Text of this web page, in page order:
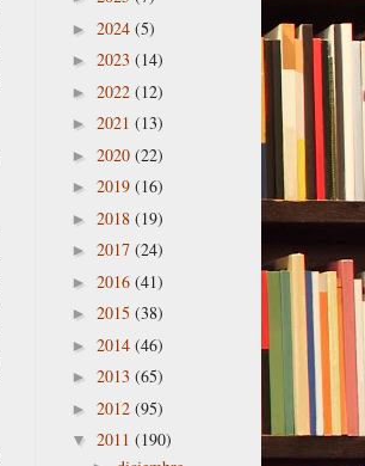
► 2024 (5)
► 2023 (14)
► 2022 (12)
► 2021 (13)
► 2020 (22)
► 2019 (16)
► 2018 (19)
► 2017 (24)
► 2016 (41)
► 2015 (38)
► 2014 (46)
► 2013 (65)
► 2012 (95)
▼ 2011 (190)